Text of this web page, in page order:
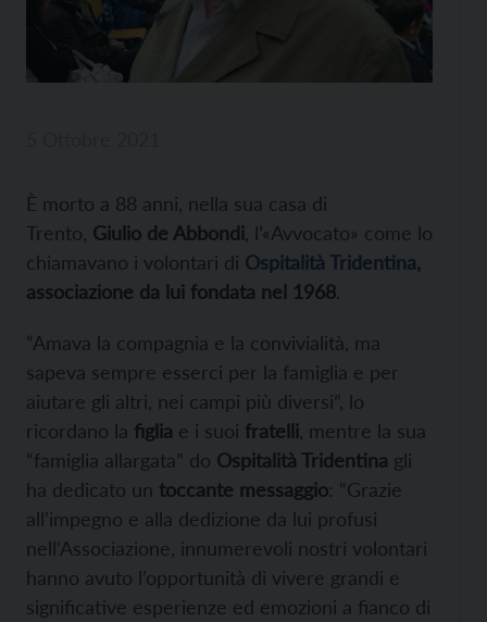
È morto a 88 anni, nella sua casa di
Trento, Giulio de Abbondi , l’«Avvocato» come lo
chiamavano i volontari di Ospitalità Tridentina,
associazione da lui fondata nel 1968.
“Amava la compagnia e la convivialità, ma
sapeva sempre esserci per la famiglia e per
aiutare gli altri, nei campi più diversi”, lo
ricordano la figlia e i suoi fratelli , mentre la sua
“famiglia allargata” do Ospitalità Tridentina gli
ha dedicato un toccante messaggio: “Grazie
all’impegno e alla dedizione da lui profusi
nell’Associazione, innumerevoli nostri volontari
hanno avuto l’opportunità di vivere grandi e
significative esperienze ed emozioni a fianco di